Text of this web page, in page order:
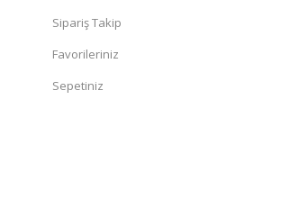
Sipariş Takip
Favorileriniz
Sepetiniz